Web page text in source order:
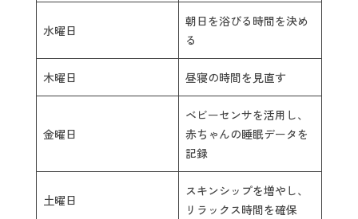
水曜日
朝日を浴びる時間を決め
る
木曜日 昼寝の時間を見直す
金曜日
ベビーセンサを活用し、
赤ちゃんの睡眠データを
記録
土曜日
スキンシップを増やし、
リラックス時間を確保